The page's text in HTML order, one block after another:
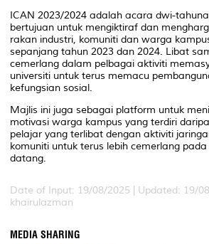
ICAN 2023/2024 adalah acara dwi-
bertujuan untuk mengiktiraf dan
rakan industri, komuniti dan warga
sepanjang tahun 2023 dan 2024. Libat
cemerlang dalam pelbagai aktiviti
universiti untuk terus memacu
kefungsian sosial.
Majlis ini juga sebagai platform untuk
motivasi warga kampus yang terdiri
pelajar yang terlibat dengan aktiviti
komuniti untuk terus lebih cemerlang
datang.
Date of Input: 19/08/2025 | Updated: 19/
khairulazman
MEDIA SHARING